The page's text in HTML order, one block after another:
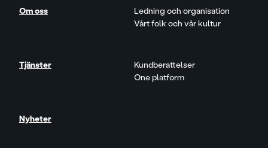
Om oss
Ledning och organisation
Vårt folk och vår kultur
Tjänster
Kundberattelser
One platform
Nyheter